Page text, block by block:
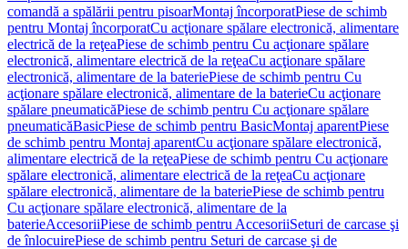
comandă a spălării pentru pisoarMontaj încorporatPiese de schimb
pentru Montaj încorporatCu acţionare spălare electronică, alimentare
electrică de la reţeaPiese de schimb pentru Cu acţionare spălare
electronică, alimentare electrică de la reţeaCu acţionare spălare
electronică, alimentare de la bateriePiese de schimb pentru Cu
acţionare spălare electronică, alimentare de la baterieCu acţionare
spălare pneumaticăPiese de schimb pentru Cu acţionare spălare
pneumaticăBasicPiese de schimb pentru BasicMontaj aparentPiese
de schimb pentru Montaj aparentCu acţionare spălare electronică,
alimentare electrică de la reţeaPiese de schimb pentru Cu acţionare
spălare electronică, alimentare electrică de la reţeaCu acţionare
spălare electronică, alimentare de la bateriePiese de schimb pentru
Cu acţionare spălare electronică, alimentare de la
baterieAccesoriiPiese de schimb pentru AccesoriiSeturi de carcase şi
de înlocuirePiese de schimb pentru Seturi de carcase şi de